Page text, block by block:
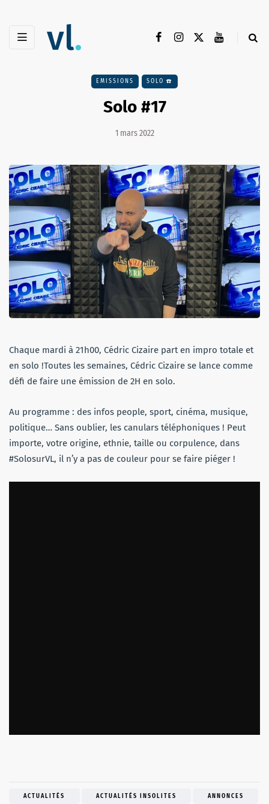
EMISSIONS SOLO ☎️
Solo #17
1 mars 2022
Chaque mardi à 21h00, Cédric Cizaire part en impro totale et
en solo !Toutes les semaines, Cédric Cizaire se lance comme
défi de faire une émission de 2H en solo.
Au programme : des infos people, sport, cinéma, musique,
politique… Sans oublier, les canulars téléphoniques ! Peut
importe, votre origine, ethnie, taille ou corpulence, dans
#SolosurVL, il n’y a pas de couleur pour se faire piéger !
ACTUALITÉS ACTUALITÉS INSOLITES ANNONCES